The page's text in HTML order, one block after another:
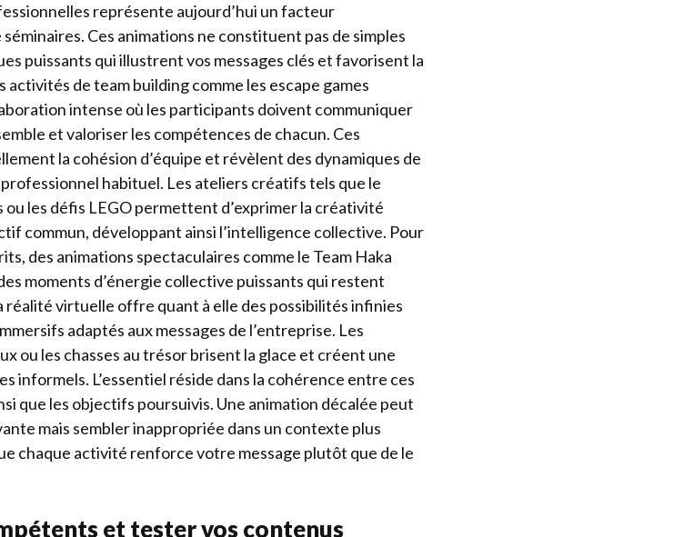
représente aujourd’hui un facteur
Ces animations ne constituent pas de simples
puissants qui illustrent vos messages clés et favorisent la
de team building comme les escape games
intense où les participants doivent communiquer
et valoriser les compétences de chacun. Ces
la cohésion d’équipe et révèlent des dynamiques de
habituel. Les ateliers créatifs tels que le
les défis LEGO permettent d’exprimer la créativité
commun, développant ainsi l’intelligence collective. Pour
des animations spectaculaires comme le Team Haka
moments d’énergie collective puissants qui restent
réalité virtuelle offre quant à elle des possibilités infinies
adaptés aux messages de l’entreprise. Les
ou les chasses au trésor brisent la glace et créent une
informels. L’essentiel réside dans la cohérence entre ces
que les objectifs poursuivis. Une animation décalée peut
mais sembler inappropriée dans un contexte plus
chaque activité renforce votre message plutôt que de le
et tester vos contenus